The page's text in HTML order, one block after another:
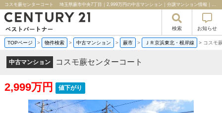
コスモ蕨センターコート 埼玉県蕨市中央7丁目｜2,999万円の中古マンション｜分譲マンション情報｜センチュリー２１ベストパートナー
検索 お知らせ
TOPページ > 物件検索 > 中古マンション > 蕨市 > ＪＲ京浜東北・根岸線 > コスモ
中古マンション コスモ蕨センターコート
2,999万円 値下がり